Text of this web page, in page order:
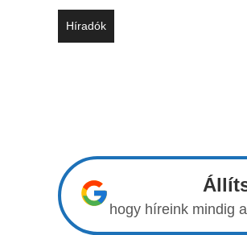
Híradók
hogy híreink mindig